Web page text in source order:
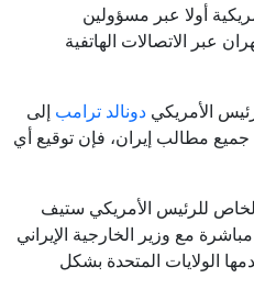
أولا عبر مسؤولين
عبر الاتصالات الهاتفية
الأمريكي دونالد ترامب إلى
مطالب إيران، فإن توقيع أي
للرئيس الأمريكي ستيف
مع وزير الخارجية الإيراني
الولايات المتحدة بشكل